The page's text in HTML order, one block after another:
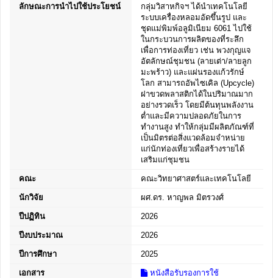
ลักษณะการนำไปใช้ประโยชน์
กลุ่มวิสาหกิจฯ ได้นำเทคโนโลยี
ระบบเครื่องหลอมอัดขึ้นรูป และ
ชุดแม่พิมพ์อลูมิเนียม 6061 ไปใช้
ในกระบวนการผลิตของที่ระลึก
เพื่อการท่องเที่ยว เช่น พวงกุญแจ
อัตลักษณ์ชุมชน (ลายเต่า/ลายลูก
มะพร้าว) และแผ่นรองแก้วรักษ์
โลก สามารถอัพไซเคิล (Upcycle)
ฝาขวดพลาสติกได้ในปริมาณมาก
อย่างรวดเร็ว โดยมีต้นทุนพลังงาน
ต่ำและมีความปลอดภัยในการ
ทำงานสูง ทำให้กลุ่มมีผลิตภัณฑ์ที่
เป็นมิตรต่อสิ่งแวดล้อมจำหน่าย
แก่นักท่องเที่ยวเพื่อสร้างรายได้
เสริมแก่ชุมชน
คณะ คณะวิทยาศาสตร์และเทคโนโลยี
นักวิจัย ผศ.ดร. หาญพล มิตรวงศ์
ปีปฏิทิน 2026
ปีงบประมาณ 2026
ปีการศึกษา 2025
เอกสาร
หนังสือรับรองการใช้